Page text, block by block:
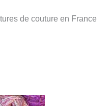
de couture en France